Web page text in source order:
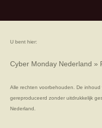
U bent hier:
Cyber Monday Nederland »
Alle rechten voorbehouden. De
gereproduceerd zonder uitdrukkelijk
Nederland.